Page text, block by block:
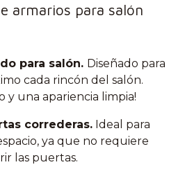
armarios para salón
para salón. Diseñado para
cada rincón del salón.
y una apariencia limpia!
correderas. Ideal para
ya que no requiere
las puertas.